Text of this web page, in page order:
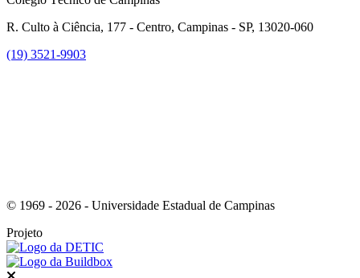
R. Culto à Ciência, 177 - Centro, Campinas - SP, 13020-060
(19) 3521-9903
© 1969 - 2026 - Universidade Estadual de Campinas
Projeto